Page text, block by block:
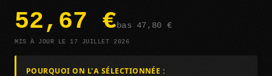
52,67 €bas 47,80 €
MIS À JOUR LE 17 JUILLET 2026
POURQUOI ON L'A SÉLECTIONNÉE :